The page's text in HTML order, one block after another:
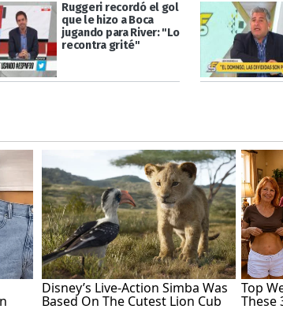
Ruggeri recordó el gol
que le hizo a Boca
jugando para River: "Lo
recontra grité"